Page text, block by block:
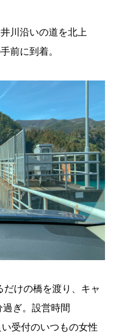
川沿いの道を北上
前に到着。
けの橋を渡り、キャ
ぎ。設営時間
受付のいつもの女性